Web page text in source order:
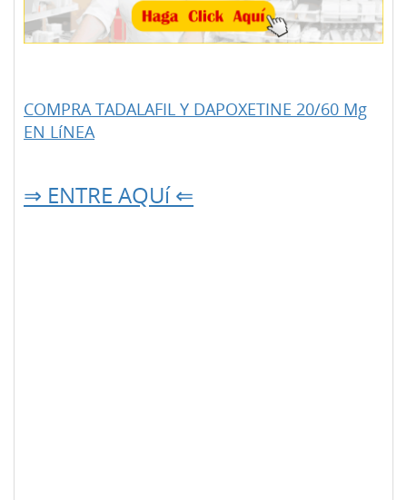
COMPRA TADALAFIL Y DAPOXETINE 20/60 Mg
EN LíNEA
⇒ ENTRE AQUí ⇐